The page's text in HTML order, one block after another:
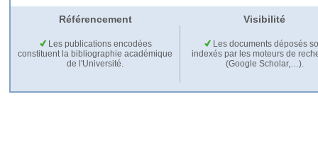
Référencement Visibilité
Les publications encodées
constituent la bibliographie académique
de l'Université.
Les documents déposés
indexés par les moteurs de
(Google Scholar,…).